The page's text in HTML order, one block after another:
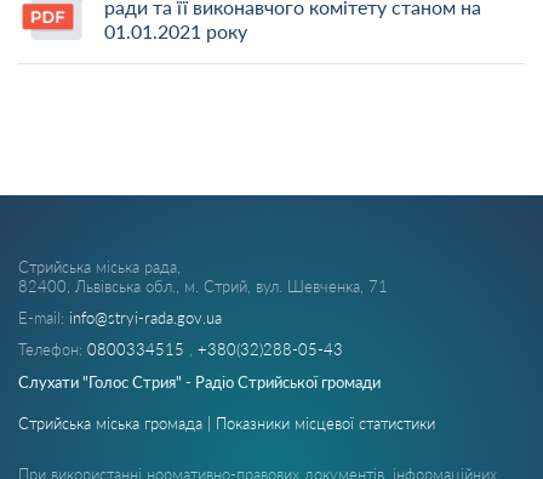
ради та її виконавчого комітету станом на
01.01.2021 року
Стрийська міська рада,
82400, Львівська обл., м. Стрий, вул. Шевченка, 71
E-mail: info@stryi-rada.gov.ua
Телефон: 0800334515
+380(32)288-05-43
Слухати "Голос Стрия" - Радіо Стрийської громади
Стрийська міська громада | Показники місцевої статистики
При використанні нормативно-правових документів, інформаційних